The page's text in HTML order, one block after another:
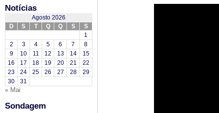
Notícias
Agosto 2026
D
S T Q Q S
S
1
2
3 4 5 6 7
8
9
10 11 12 13 14
15
16
17 18 19 20 21
22
23
24 25 26 27 28
29
30
31
« Mai
Sondagem